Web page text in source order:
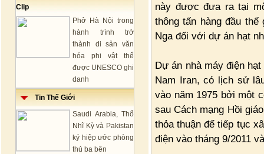
Clip
Phở Hà Nội trong
hành trình trở
thành di sản văn
hóa phi vật thể
được UNESCO ghi
danh
Tin Thế Giới
Saudi Arabia, Thổ
Nhĩ Kỳ và Pakistan
ký hiệp ước phòng
thủ ba bên
này được đưa ra tại
thông tấn hàng đầu
Nga đối với dự án hạt
Dự án nhà máy điện
Nam Iran, có lịch sử
vào năm 1975 bởi một
sau Cách mạng Hồi
thỏa thuận để tiếp tục
điện vào tháng 9/2011